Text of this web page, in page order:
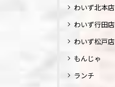
わいず北本店
わいず行田店
わいず松戸店
もんじゃ
ランチ